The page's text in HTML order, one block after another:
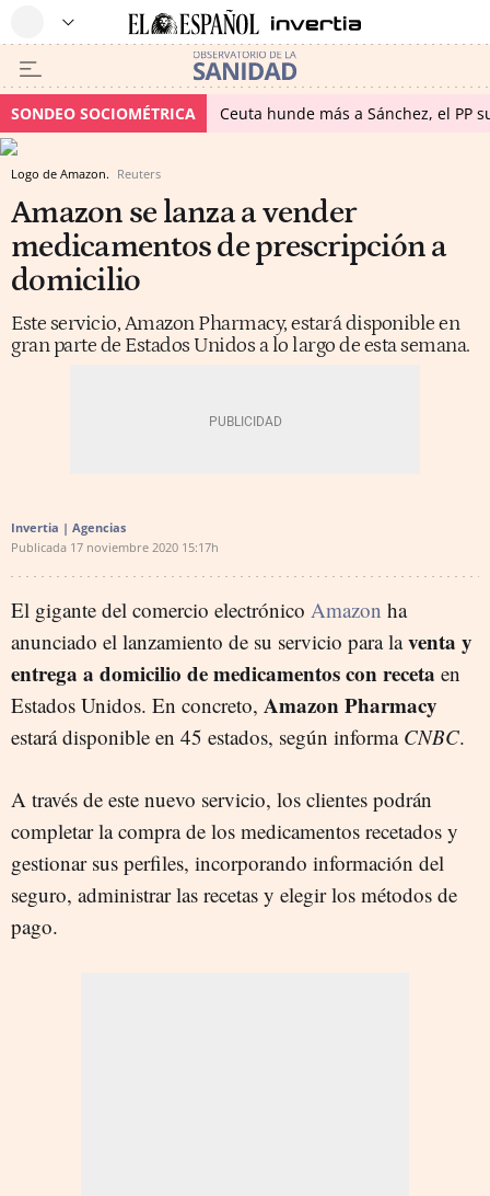
SONDEO SOCIOMÉTRICA Ceuta hunde más a Sánchez, el PP
Logo de Amazon. Reuters
Amazon se lanza a vender
medicamentos de prescripción a
domicilio
Este servicio, Amazon Pharmacy, estará disponible en
gran parte de Estados Unidos a lo largo de esta semana.
Invertia | Agencias
Publicada 17 noviembre 2020 15:17h
El gigante del comercio electrónico Amazon ha
anunciado el lanzamiento de su servicio para laventa y
entrega a domicilio de medicamentos con receta en
Estados Unidos. En concreto, Amazon Pharmacy
estará disponible en 45 estados, según informa CNBC.
A través de este nuevo servicio, los clientes podrán
completar la compra de los medicamentos recetados y
gestionar sus perfiles, incorporando información del
seguro, administrar las recetas y elegir los métodos de
pago.